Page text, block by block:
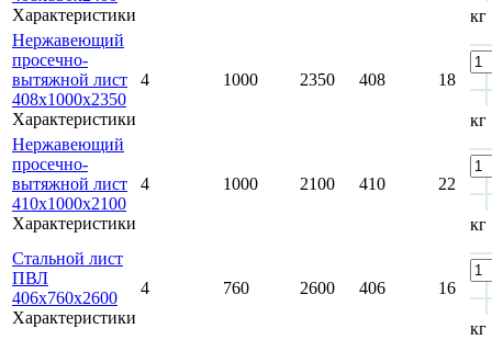
Характеристики
кг
Нержавеющий
просечно-
вытяжной лист
408x1000x2350
Характеристики
4 1000 2350 408 18
кг
Нержавеющий
просечно-
вытяжной лист
410x1000x2100
Характеристики
4 1000 2100 410 22
кг
Стальной лист
ПВЛ
406х760х2600
Характеристики
4 760 2600 406 16
кг